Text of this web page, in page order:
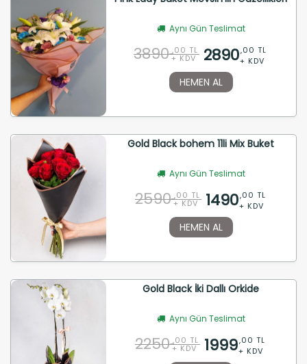
Aynı Gün Teslimat
3890 ,00 TL
+ KDV 2890,00 TL
+ KDV
HEMEN AL
Gold Black bohem 11li Mix Buket
Aynı Gün Teslimat
2590 ,00 TL
+ KDV 1490,00 TL
+ KDV
HEMEN AL
Gold Black İki Dallı Orkide
Aynı Gün Teslimat
2250 ,00 TL
+ KDV 1999,00 TL
+ KDV